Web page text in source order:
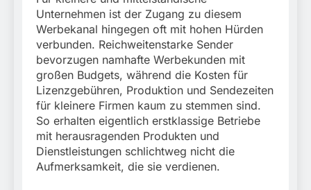
Unternehmen ist der Zugang zu diesem
Werbekanal hingegen oft mit hohen Hürden
verbunden. Reichweitenstarke Sender
bevorzugen namhafte Werbekunden mit
großen Budgets, während die Kosten für
Lizenzgebühren, Produktion und Sendezeiten
für kleinere Firmen kaum zu stemmen sind.
So erhalten eigentlich erstklassige Betriebe
mit herausragenden Produkten und
Dienstleistungen schlichtweg nicht die
Aufmerksamkeit, die sie verdienen.